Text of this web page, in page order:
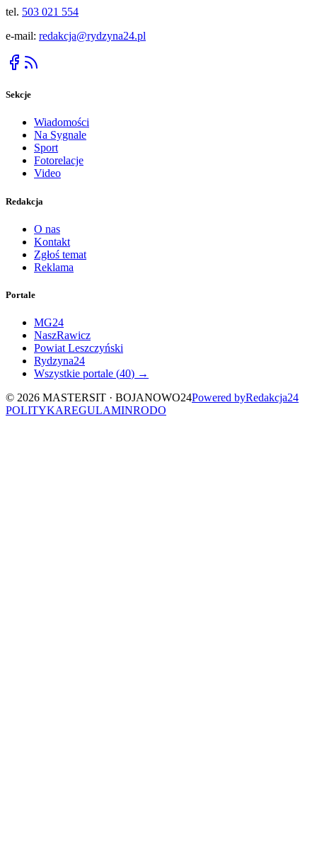
tel. 503 021 554
e-mail: redakcja@rydzyna24.pl
Sekcje
Wiadomości
Na Sygnale
Sport
Fotorelacje
Video
Redakcja
O nas
Kontakt
Zgłoś temat
Reklama
Portale
MG24
NaszRawicz
Powiat Leszczyński
Rydzyna24
Wszystkie portale (40) →
© 2026 MASTERSIT · BOJANOWO24Powered byRedakcja24
POLITYKAREGULAMINRODO